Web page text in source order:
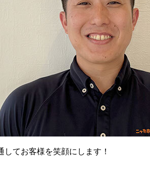
してお客様を笑顔にします！